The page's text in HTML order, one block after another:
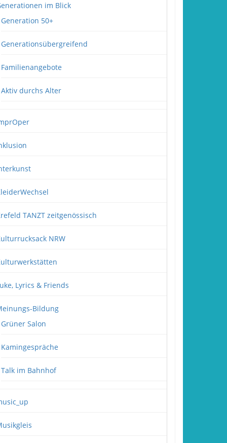
im Blick
Generation 50+
Generationsübergreifend
Familienangebote
Aktiv durchs Alter
TANZT zeitgenössisch
NRW
Lyrics & Friends
Bildung
Grüner Salon
Kamingespräche
Talk im Bahnhof